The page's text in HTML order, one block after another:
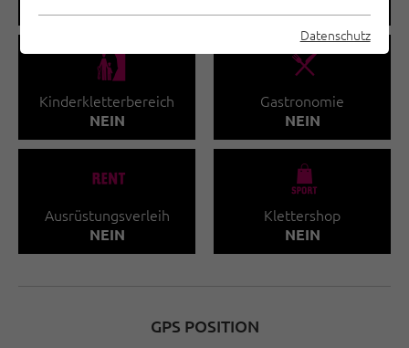
🅟
Kinderkletterbereich
NEIN
🌆
Gastronomie
NEIN
🐔
Ausrüstungsverleih
NEIN
🧀
Klettershop
NEIN
GPS POSITION
Datenschutz